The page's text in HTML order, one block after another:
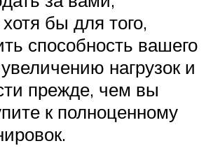
бы для того,
способность вашего
нагрузок и
прежде, чем вы
к полноценному